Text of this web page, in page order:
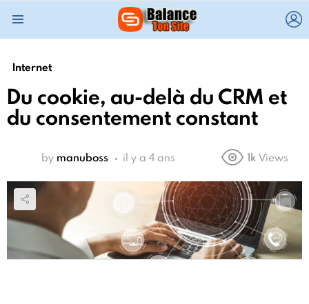
Internet
Du cookie, au-delà du CRM et
du consentement constant
by manuboss il y a 4 ans 1k Views